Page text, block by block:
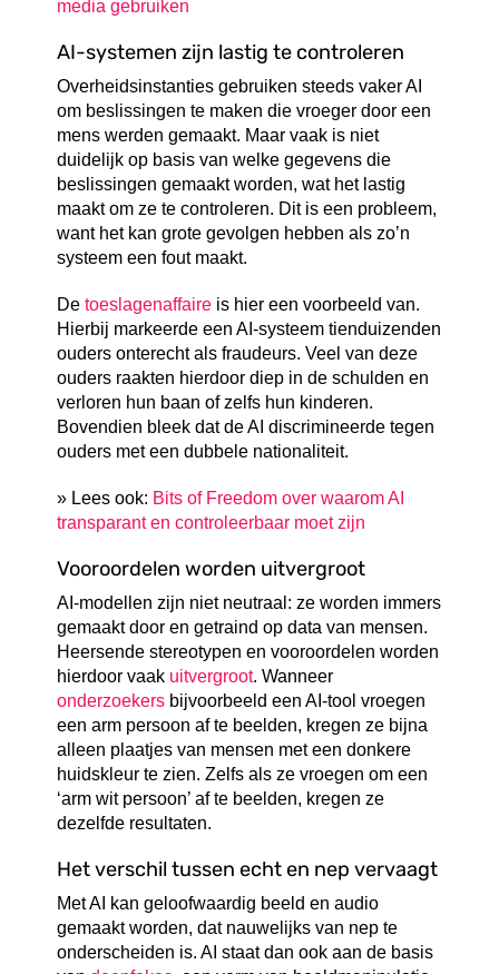
media gebruiken
AI-systemen zijn lastig te controleren
Overheidsinstanties gebruiken steeds vaker AI
om beslissingen te maken die vroeger door een
mens werden gemaakt. Maar vaak is niet
duidelijk op basis van welke gegevens die
beslissingen gemaakt worden, wat het lastig
maakt om ze te controleren. Dit is een probleem,
want het kan grote gevolgen hebben als zo’n
systeem een fout maakt.
Detoeslagenaffaire is hier een voorbeeld van.
Hierbij markeerde een AI-systeem tienduizenden
ouders onterecht als fraudeurs. Veel van deze
ouders raakten hierdoor diep in de schulden en
verloren hun baan of zelfs hun kinderen.
Bovendien bleek dat de AI discrimineerde tegen
ouders met een dubbele nationaliteit.
» Lees ook: Bits of Freedom over waarom AI
transparant en controleerbaar moet zijn
Vooroordelen worden uitvergroot
AI-modellen zijn niet neutraal: ze worden immers
gemaakt door en getraind op data van mensen.
Heersende stereotypen en vooroordelen worden
hierdoor vaak uitvergroot. Wanneer
onderzoekers bijvoorbeeld een AI-tool vroegen
een arm persoon af te beelden, kregen ze bijna
alleen plaatjes van mensen met een donkere
huidskleur te zien. Zelfs als ze vroegen om een
‘arm wit persoon’ af te beelden, kregen ze
dezelfde resultaten.
Het verschil tussen echt en nep vervaagt
Met AI kan geloofwaardig beeld en audio
gemaakt worden, dat nauwelijks van nep te
onderscheiden is. AI staat dan ook aan de basis